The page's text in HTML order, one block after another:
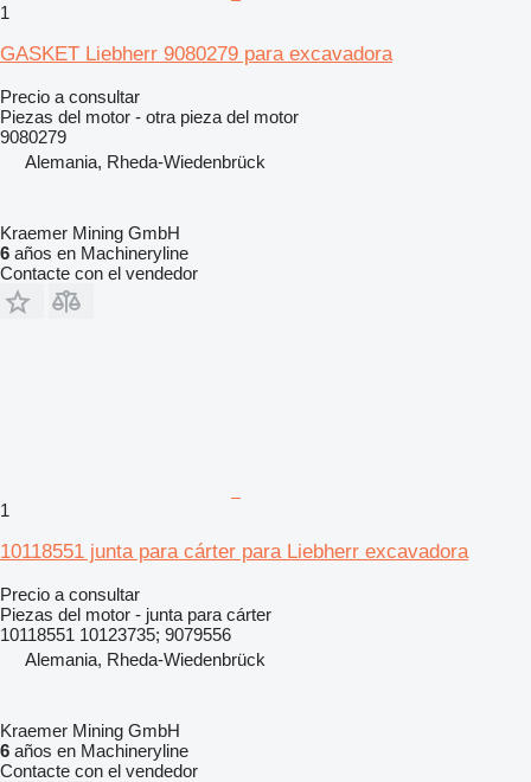
1
GASKET Liebherr 9080279 para excavadora
Precio a consultar
Piezas del motor - otra pieza del motor
9080279
Alemania, Rheda-Wiedenbrück
Kraemer Mining GmbH
6 años en Machineryline
Contacte con el vendedor
1
10118551 junta para cárter para Liebherr excavadora
Precio a consultar
Piezas del motor - junta para cárter
10118551 10123735; 9079556
Alemania, Rheda-Wiedenbrück
Kraemer Mining GmbH
6 años en Machineryline
Contacte con el vendedor